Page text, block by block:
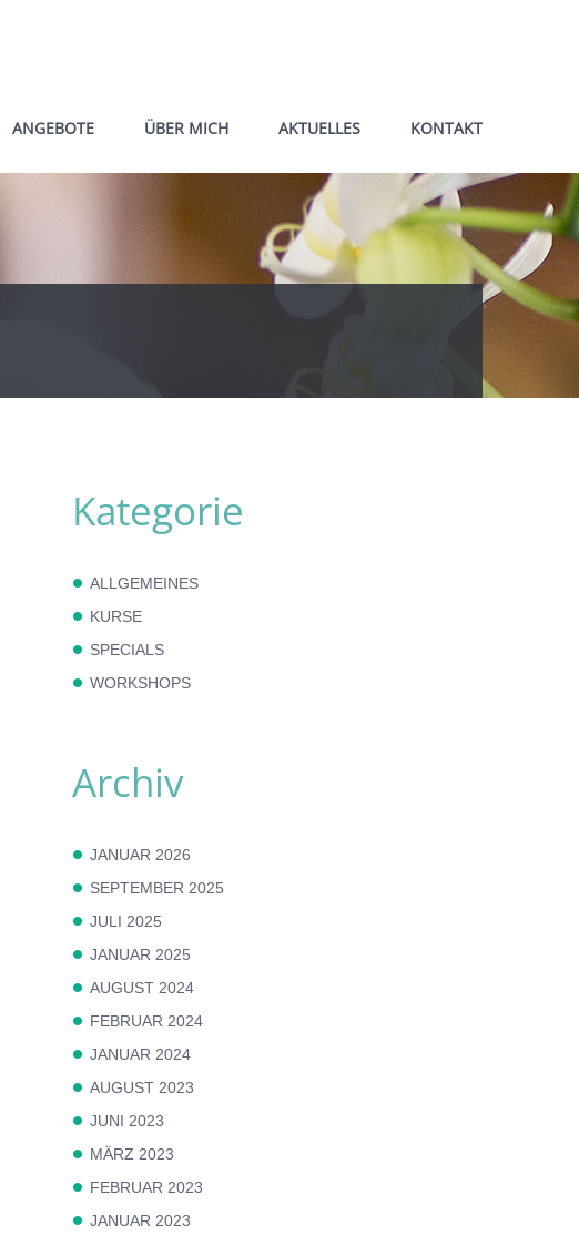
ANGEBOTE ÜBER MICH AKTUELLES KONTAKT
Kategorie
ALLGEMEINES
KURSE
SPECIALS
WORKSHOPS
Archiv
JANUAR 2026
SEPTEMBER 2025
JULI 2025
JANUAR 2025
AUGUST 2024
FEBRUAR 2024
JANUAR 2024
AUGUST 2023
JUNI 2023
MÄRZ 2023
FEBRUAR 2023
JANUAR 2023